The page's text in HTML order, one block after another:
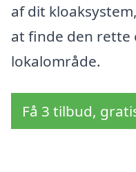
af dit
at finde den rette
lokalområde.
Få 3 tilbud,